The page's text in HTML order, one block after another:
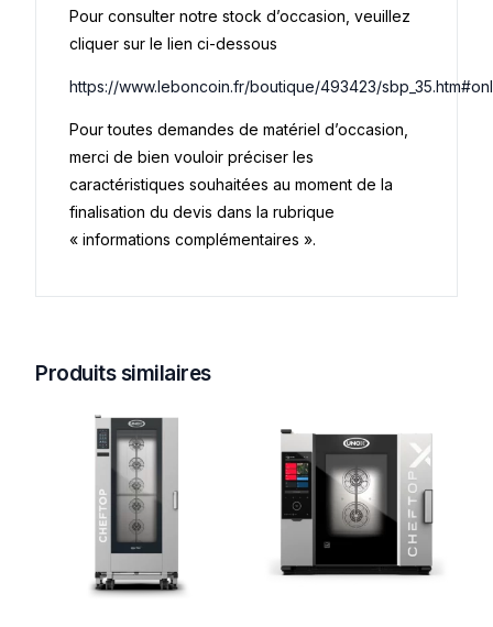
Pour consulter notre stock d’occasion, veuillez
cliquer sur le lien ci-dessous
https://www.leboncoin.fr/boutique/493423/
Pour toutes demandes de matériel d’occasion,
merci de bien vouloir préciser les
caractéristiques souhaitées au moment de la
finalisation du devis dans la rubrique
« informations complémentaires ».
Produits similaires